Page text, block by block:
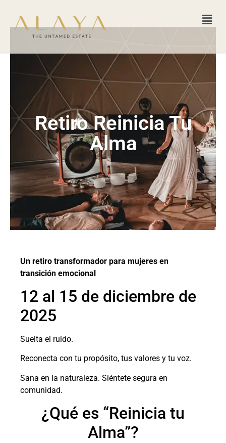
Retiro Reinicia Tu
Alma
Un retiro transformador para mujeres en
transición emocional
12 al 15 de diciembre de
2025
Suelta el ruido.
Reconecta con tu propósito, tus valores y tu voz.
Sana en la naturaleza. Siéntete segura en
comunidad.
¿Qué es “Reinicia tu
Alma”?